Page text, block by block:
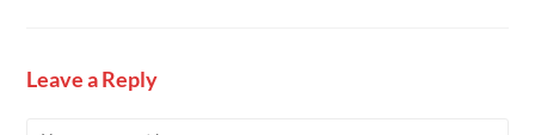
Leave a Reply